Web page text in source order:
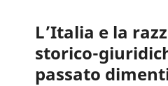
L’Italia e la
storico-
passato